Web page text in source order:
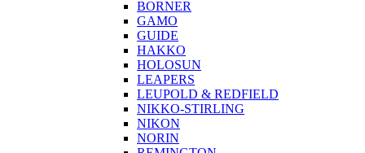
BORNER
GAMO
GUIDE
HAKKO
HOLOSUN
LEAPERS
LEUPOLD & REDFIELD
NIKKO-STIRLING
NIKON
NORIN